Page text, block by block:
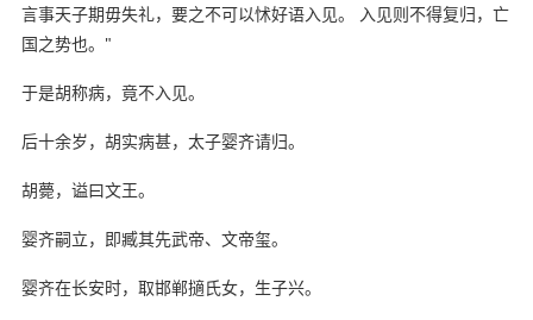
言事天子期毋失礼，要之不可以怵好语入见。 入见则不得复归，亡
国之势也。"
于是胡称病，竟不入见。
后十余岁，胡实病甚，太子婴齐请归。
胡薨，谥曰文王。
婴齐嗣立，即臧其先武帝、文帝玺。
婴齐在长安时，取邯郸擿氏女，生子兴。